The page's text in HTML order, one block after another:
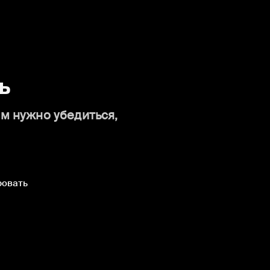
нужно убедиться,